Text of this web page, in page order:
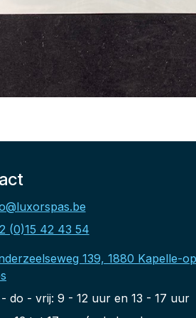
(0)15 42 43 54
139, 1880 Kapelle-
do - vrij: 9 - 12 uur en 13 - 17 uur